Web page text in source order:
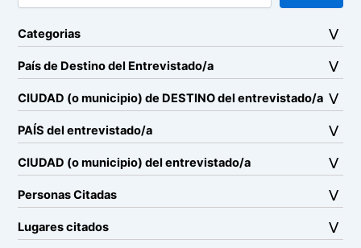
Categorias
País de Destino del Entrevistado/a
CIUDAD (o municipio) de DESTINO del entrevistado/a
PAÍS del entrevistado/a
CIUDAD (o municipio) del entrevistado/a
Personas Citadas
Lugares citados